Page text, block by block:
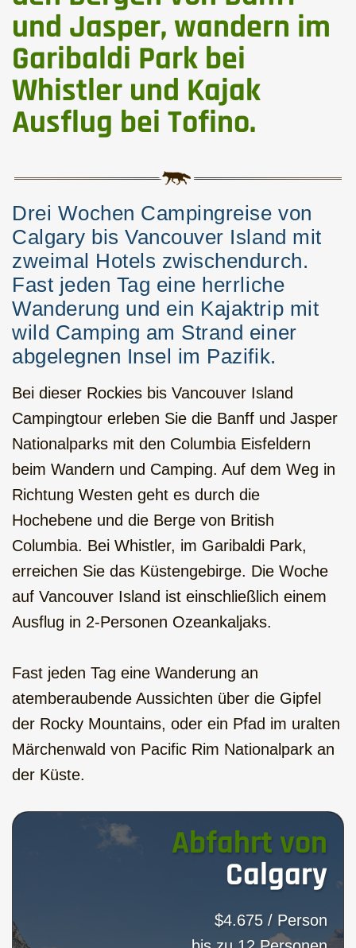
und Jasper, wandern im
Garibaldi Park bei
Whistler und Kajak
Ausflug bei Tofino.
Drei Wochen Campingreise von
Calgary bis Vancouver Island mit
zweimal Hotels zwischendurch.
Fast jeden Tag eine herrliche
Wanderung und ein Kajaktrip mit
wild Camping am Strand einer
abgelegnen Insel im Pazifik.
Bei dieser Rockies bis Vancouver Island
Campingtour erleben Sie die Banff und Jasper
Nationalparks mit den Columbia Eisfeldern
beim Wandern und Camping. Auf dem Weg in
Richtung Westen geht es durch die
Hochebene und die Berge von British
Columbia. Bei Whistler, im Garibaldi Park,
erreichen Sie das Küstengebirge. Die Woche
auf Vancouver Island ist einschließlich einem
Ausflug in 2-Personen Ozeankaljaks.
Fast jeden Tag eine Wanderung an
atemberaubende Aussichten über die Gipfel
der Rocky Mountains, oder ein Pfad im uralten
Märchenwald von Pacific Rim Nationalpark an
der Küste.
Abfahrt von
Calgary
$4.675 / Person
Tage
Sechs Nationalparks an die
Westküste, Hotels, 14 Tage
Calgary - Vancouver Roadtrip,
Camping, 15 Tage
Rocky Mountains - Meeresinseln,
Wandern und Kayak Vancouver
Island, Camping, 7 Tage
Rundreise auf Vancouver Island,
Hotels, 10 Tage
Rocky Mountain Pionier
Von Rockies nach Alaska - Go Wild,
Camping, 22 Tage
Kanu auf deine eigene Insel, 2 oder
mehr Tage
Winterulaub in den kanadischen